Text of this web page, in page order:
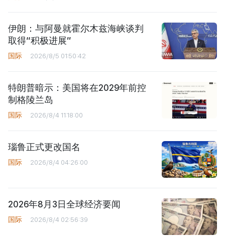
伊朗：与阿曼就霍尔木兹海峡谈判
取得“积极进展”
国际 2026/8/5 01:50:42
特朗普暗示：美国将在2029年前控
制格陵兰岛
国际 2026/8/4 11:18:00
瑙鲁正式更改国名
国际 2026/8/4 04:26:00
2026年8月3日全球经济要闻
国际 2026/8/4 02:56:39